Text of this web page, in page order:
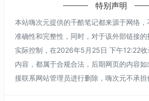
特别声明
本站嗨次元提供的千酷笔记都来源于网络
准确性和完整性，同时，对于该外部链接
实际控制，在2026年5月25日 下午12:22
内容，都属于合规合法，后期网页的内容
接联系网站管理员进行删除，嗨次元不承担